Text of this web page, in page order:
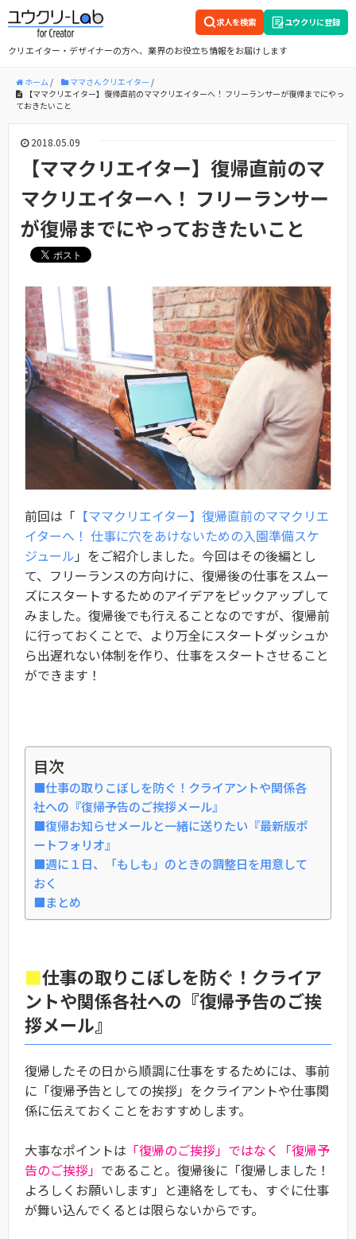
クリエイター・デザイナーの方へ、業界のお役立ち情報をお届けします
求人を検索 ユウクリに登録
ホーム / ママさんクリエイター /
【ママクリエイター】復帰直前のママクリエイターへ！ フリーランサーが復帰までにやっ
ておきたいこと
2018.05.09
【ママクリエイター】復帰直前のマ
マクリエイターへ！ フリーランサー
が復帰までにやっておきたいこと
前回は「 【ママクリエイター】復帰直前のママクリエ
イターへ！ 仕事に穴をあけないための入園準備スケ
ジュール 」をご紹介しました。今回はその後編とし
て、フリーランスの方向けに、復帰後の仕事をスムー
ズにスタートするためのアイデアをピックアップして
みました。復帰後でも行えることなのですが、復帰前
に行っておくことで、より万全にスタートダッシュか
ら出遅れない体制を作り、仕事をスタートさせること
ができます！
目次
■仕事の取りこぼしを防ぐ！クライアントや関係各
社への『復帰予告のご挨拶メール』
■復帰お知らせメールと一緒に送りたい『最新版ポ
ートフォリオ』
■週に１日、「もしも」のときの調整日を用意して
おく
■まとめ
■仕事の取りこぼしを防ぐ！クライア
ントや関係各社への『復帰予告のご挨
拶メール』
復帰したその日から順調に仕事をするためには、事前
に「復帰予告としての挨拶」をクライアントや仕事関
係に伝えておくことをおすすめします。
大事なポイントは 「復帰のご挨拶」ではなく「復帰予
告のご挨拶」 であること。復帰後に「復帰しました！
よろしくお願いします」と連絡をしても、すぐに仕事
が舞い込んでくるとは限らないからです。